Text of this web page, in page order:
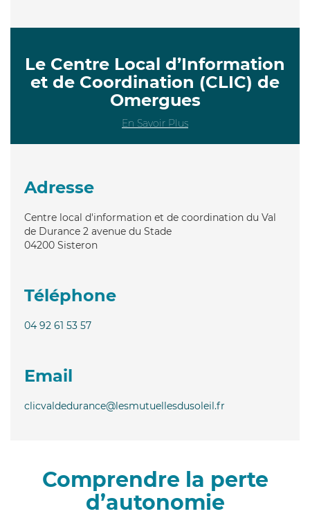
Le Centre Local d’Information
et de Coordination (CLIC) de
Omergues
En Savoir Plus
Adresse
Centre local d'information et de coordination du Val
de Durance 2 avenue du Stade
04200 Sisteron
Téléphone
04 92 61 53 57
Email
clicvaldedurance@lesmutuellesdusoleil.fr
Comprendre la perte
d’autonomie